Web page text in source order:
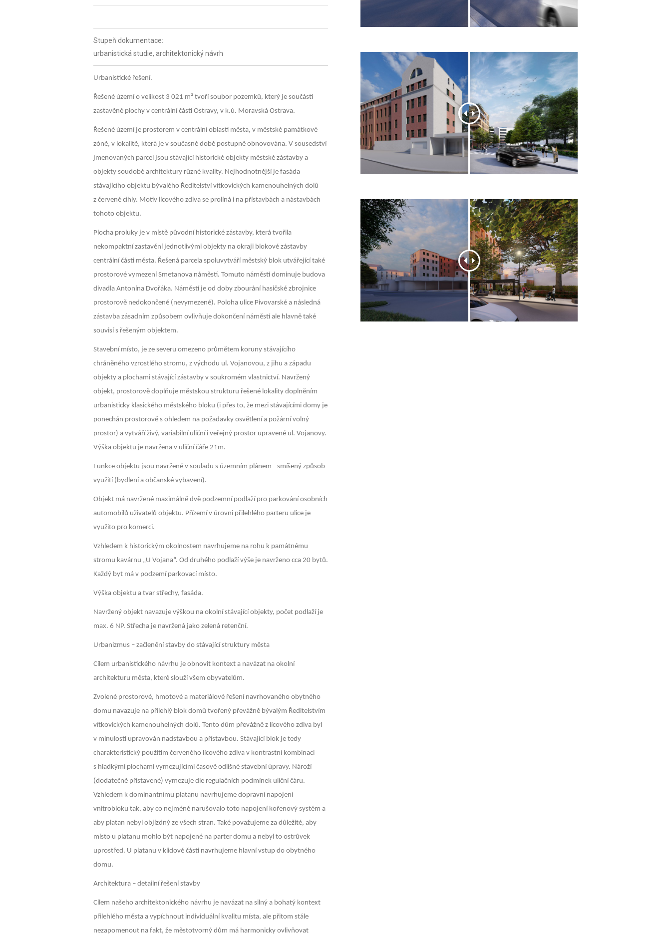
Stupeň dokumentace:
urbanistická studie, architektonický návrh
Urbanistické řešení.
Řešené území o velikost 3 021 m² tvoří soubor pozemků, který je součástí
zastavěné plochy v centrální části Ostravy, v k.ú. Moravská Ostrava.
Řešené území je prostorem v centrální oblasti města, v městské památkové
zóně, v lokalitě, která je v současné době postupně obnovována. V sousedství
jmenovaných parcel jsou stávající historické objekty městské zástavby a
objekty soudobé architektury různé kvality. Nejhodnotnější je fasáda
stávajícího objektu bývalého Ředitelství vítkovických kamenouhelných dolů
z červené cihly. Motiv lícového zdiva se prolíná i na přístavbách a nástavbách
tohoto objektu.
Plocha proluky je v místě původní historické zástavby, která tvořila
nekompaktní zastavění jednotlivými objekty na okraji blokové zástavby
centrální části města. Řešená parcela spoluvytváří městský blok utvářející také
prostorové vymezení Smetanova náměstí. Tomuto náměstí dominuje budova
divadla Antonína Dvořáka. Náměstí je od doby zbourání hasičské zbrojnice
prostorově nedokončené (nevymezené). Poloha ulice Pivovarské a následná
zástavba zásadním způsobem ovlivňuje dokončení náměstí ale hlavně také
souvisí s řešeným objektem.
Stavební místo, je ze severu omezeno průmětem koruny stávajícího
chráněného vzrostlého stromu, z východu ul. Vojanovou, z jihu a západu
objekty a plochami stávající zástavby v soukromém vlastnictví. Navržený
objekt, prostorově doplňuje městskou strukturu řešené lokality doplněním
urbanisticky klasického městského bloku (i přes to, že mezi stávajícími domy je
ponechán prostorově s ohledem na požadavky osvětlení a požární volný
prostor) a vytváří živý, variabilní uliční i veřejný prostor upravené ul. Vojanovy.
Výška objektu je navržena v uliční čáře 21m.
Funkce objektu jsou navržené v souladu s územním plánem - smíšený způsob
využití (bydlení a občanské vybavení).
Objekt má navržené maximálně dvě podzemní podlaží pro parkování osobních
automobilů uživatelů objektu. Přízemí v úrovni přilehlého parteru ulice je
využito pro komerci.
Vzhledem k historickým okolnostem navrhujeme na rohu k památnému
stromu kavárnu „U Vojana“. Od druhého podlaží výše je navrženo cca 20 bytů.
Každý byt má v podzemí parkovací místo.
Výška objektu a tvar střechy, fasáda.
Navržený objekt navazuje výškou na okolní stávající objekty, počet podlaží je
max. 6 NP. Střecha je navržená jako zelená retenční.
Urbanizmus – začlenění stavby do stávající struktury města
Cílem urbanistického návrhu je obnovit kontext a navázat na okolní
architekturu města, které slouží všem obyvatelům.
Zvolené prostorové, hmotové a materiálové řešení navrhovaného obytného
domu navazuje na přilehlý blok domů tvořený převážně bývalým Ředitelstvím
vítkovických kamenouhelných dolů. Tento dům převážně z lícového zdiva byl
v minulosti upravován nadstavbou a přístavbou. Stávající blok je tedy
charakteristický použitím červeného lícového zdiva v kontrastní kombinaci
s hladkými plochami vymezujícími časově odlišné stavební úpravy. Nároží
(dodatečně přistavené) vymezuje dle regulačních podmínek uliční čáru.
Vzhledem k dominantnímu platanu navrhujeme dopravní napojení
vnitrobloku tak, aby co nejméně narušovalo toto napojení kořenový systém a
aby platan nebyl objízdný ze všech stran. Také považujeme za důležité, aby
místo u platanu mohlo být napojené na parter domu a nebyl to ostrůvek
uprostřed. U platanu v klidové části navrhujeme hlavní vstup do obytného
domu.
Architektura – detailní řešení stavby
Cílem našeho architektonického návrhu je navázat na silný a bohatý kontext
přilehlého města a vypíchnout individuální kvalitu místa, ale přitom stále
nezapomenout na fakt, že městotvorný dům má harmonicky ovlivňovat